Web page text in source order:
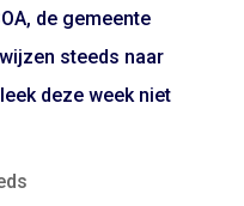
de gemeente
steeds naar
deze week niet